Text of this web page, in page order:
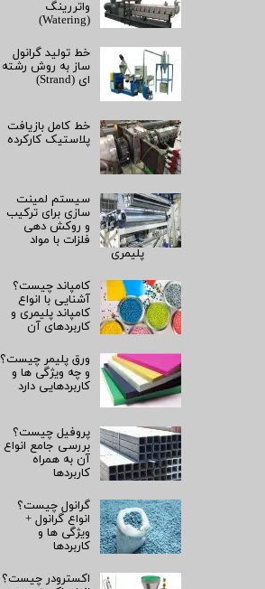
واتررینگ
(Watering)
خط تولید گرانول
ساز به روش رشته‌
ای (Strand)
خط کامل بازیافت
پلاستیک کارکرده
سیستم لمینت‌
سازی برای ترکیب
و روکش‌ دهی
فلزات با مواد
پلیمری
کامپاند چیست؟
آشنایی با انواع
کامپاند پلیمری و
کاربردهای آن
ورق پلیمر چیست؟
و چه ویژگی ها و
کاربردهایی دارد
پروفیل چیست؟
بررسی جامع انواع
آن به همراه
کاربردها
گرانول چیست؟
انواع گرانول +
ویژگی ها و
کاربردها
اکسترودر چیست؟